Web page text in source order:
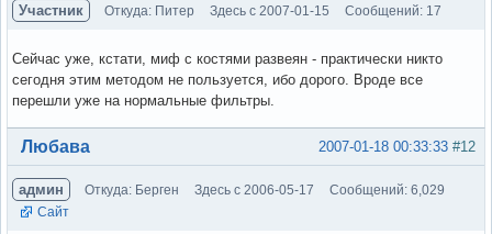
Участник Откуда: Питер Здесь с 2007-01-15 Сообщений: 17
Сейчас уже, кстати, миф с костями развеян - практически никто
сегодня этим методом не пользуется, ибо дорого. Вроде все
перешли уже на нормальные фильтры.
Вне форума #12
2007-01-18 00:33:33
Любава
админ Откуда: Берген Здесь с 2006-05-17
Сообщений: 6,029
Сайт